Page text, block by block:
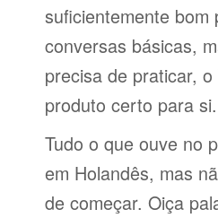
suficientemente bom
conversas básicas,
precisa de praticar,
produto certo para si.
Tudo o que ouve no
em Holandês, mas
de começar. Oiça